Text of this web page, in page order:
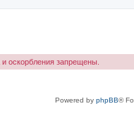
оскорбления запрещены.
Powered by phpBB®